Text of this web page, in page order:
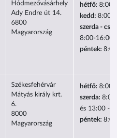
Hódmezővásárhely
Ady Endre út 14.
6800
Magyarország
hétfő: 8:00-
kedd: 8:00-
szerda -
8:00-16:00
péntek:
Székesfehérvár
Mátyás király krt.
6.
8000
Magyarország
hétfő: 8:00-
szerda:
és 13:00 -
péntek: